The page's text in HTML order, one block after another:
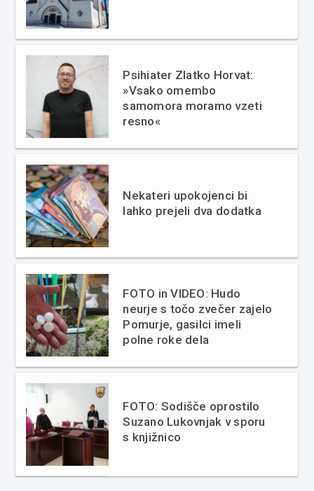
Psihiater Zlatko Horvat:
»Vsako omembo
samomora moramo vzeti
resno«
Nekateri upokojenci bi
lahko prejeli dva dodatka
FOTO in VIDEO: Hudo
neurje s točo zvečer zajelo
Pomurje, gasilci imeli
polne roke dela
FOTO: Sodišče oprostilo
Suzano Lukovnjak v sporu
s knjižnico